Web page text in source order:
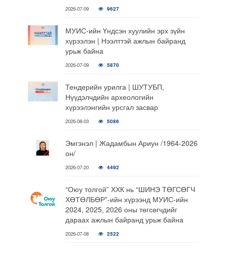
2026-07-09 9627
МУИС-ийн Үндсэн хуулийн эрх зүйн
хүрээлэн | Нээлттэй ажлын байранд
урьж байна
2026-07-09 5870
Тендерийн урилга | ШУТУБП,
Нүүдэлчдийн археологийн
хүрээлэнгийн урсгал засвар
2026-08-03 5086
Эмгэнэл | Жадамбын Ариун /1964-2026
он/
2026-07-20 4492
“Оюу толгой” ХХК нь “ШИНЭ ТӨГСӨГЧ
ХӨТӨЛБӨР”-ийн хүрээнд МУИС-ийн
2024, 2025, 2026 оны төгсөгчдийг
дараах ажлын байранд урьж байна
2026-07-08 2522